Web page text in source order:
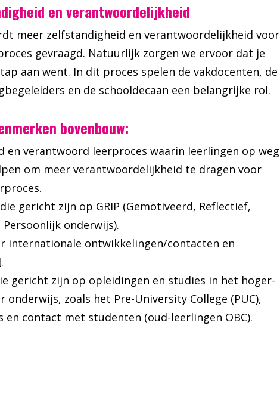
en verantwoordelijkheid
meer zelfstandigheid en verantwoordelijkheid voor
gevraagd. Natuurlijk zorgen we ervoor dat je
aan went. In dit proces spelen de vakdocenten, de
en de schooldecaan een belangrijke rol.
bovenbouw:
en verantwoord leerproces waarin leerlingen op weg
om meer verantwoordelijkheid te dragen voor
gericht zijn op GRIP (Gemotiveerd, Reflectief,
onderwijs).
internationale ontwikkelingen/contacten en
.
gericht zijn op opleidingen en studies in het hoger-
onderwijs, zoals het Pre-University College (PUC),
en contact met studenten (oud-leerlingen OBC).